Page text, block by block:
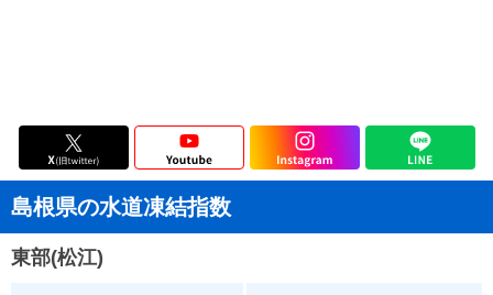
島根県の水道凍結指数
東部(松江)